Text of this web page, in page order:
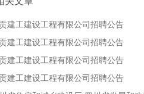
建工建设工程有限公司招聘公告
建工建设工程有限公司招聘公告
建工建设工程有限公司招聘公告
建工建设工程有限公司招聘公告